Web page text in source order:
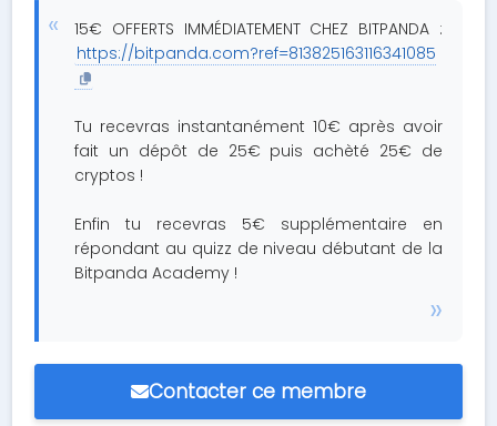
15€ OFFERTS IMMÉDIATEMENT CHEZ BITPANDA :
https://bitpanda.com?ref=813825163116341085
Tu recevras instantanément 10€ après avoir
fait un dépôt de 25€ puis achèté 25€ de
cryptos !
Enfin tu recevras 5€ supplémentaire en
répondant au quizz de niveau débutant de la
Bitpanda Academy !
Contacter ce membre